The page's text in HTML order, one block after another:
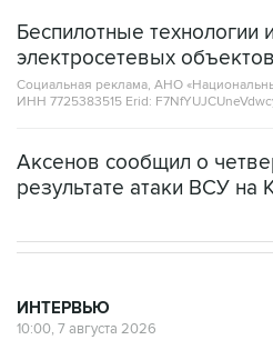
Беспилотные технологии
электросетевых
Социальная реклама, АНО
ИНН 7725383515 Erid:
Аксенов сообщил о
результате атаки ВСУ на
ИНТЕРВЬЮ
10:00, 7 августа 2026